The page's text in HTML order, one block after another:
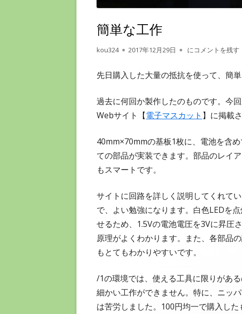
簡単な工作
作
者
kou324
公
日
2017年12月29日 簡単な工作
にコメントを残す
先日購入した大量の抵抗を使って、簡
過去に何回か製作したのものです。今
Webサイト【電子マスカット 】に掲載
40mm×70mmの基板1枚に、電池を含
ての部品が実装できます。部品のレイア
もスマートです。
サイトに回路を詳しく説明してくれて
で、よい勉強になります。白色LEDを点
せるため、1.5Vの電池電圧を3Vに昇圧
原理がよくわかります。また、各部品
もとてもわかりやすいです。
/1の環境では、使える工具に限りがあ
細かい工作ができません。特に、ニッ
は苦労しました。100円均一で購入し